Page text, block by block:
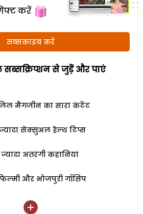
करें
सब्सक्राइब करें
से जुड़ेें और पाएं
मैगजीन का सारा कंटेंट
सेक्सुअल हेल्थ टिप्स
अतरंगी कहानियां
और भोजपुरी गॉसिप